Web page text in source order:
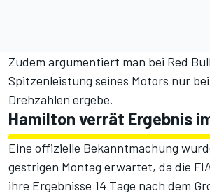
Zudem argumentiert man bei Red
Spitzenleistung seines Motors nur
Drehzahlen ergebe.
Hamilton verrät Ergebnis
Eine offizielle Bekanntmachung
gestrigen Montag erwartet, da die
ihre Ergebnisse 14 Tage nach dem